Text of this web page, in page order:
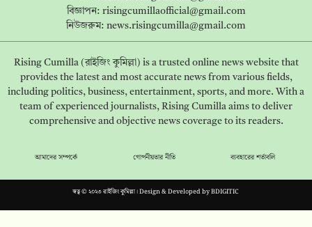
বিজ্ঞাপন: risingcumillaofficial@gmail.com
নিউজরুম: news.risingcumilla@gmail.com
Rising Cumilla (রাইজিং কুমিল্লা) is a trusted online news website that
provides the latest and most accurate news from various fields,
including politics, business, entertainment, sports, and more. With a
team of experienced journalists, Rising Cumilla aims to deliver
comprehensive and objective news coverage to its readers.
আমাদের সম্পর্কে গোপনীয়তার নীতি ব্যবহারের শর্তাবলি
স্বত্ব © ২০২৩ রাইজিং কুমিল্লা। Design & Developed byBDIGITIC